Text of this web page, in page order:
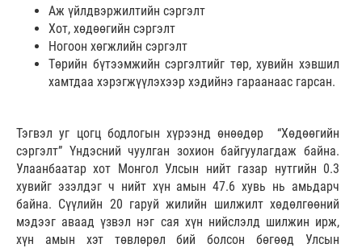
Аж үйлдвэржилтийн сэргэлт
Хот, хөдөөгийн сэргэлт
Ногоон хөгжлийн сэргэлт
Төрийн бүтээмжийн сэргэлтийг төр, хувийн хэвшил
хамтдаа хэрэгжүүлэхээр хэдийнэ гараанаас гарсан.
Тэгвэл уг цогц бодлогын хүрээнд өнөөдөр “Хөдөөгийн
сэргэлт” Үндэсний чуулган зохион байгуулагдаж байна.
Улаанбаатар хот Монгол Улсын нийт газар нутгийн 0.3
хувийг эзэлдэг ч нийт хүн амын 47.6 хувь нь амьдарч
байна. Сүүлийн 20 гаруй жилийн шилжилт хөдөлгөөний
мэдээг аваад үзвэл нэг сая хүн нийслэлд шилжин ирж,
хүн амын хэт төвлөрөл бий болсон бөгөөд Улсын